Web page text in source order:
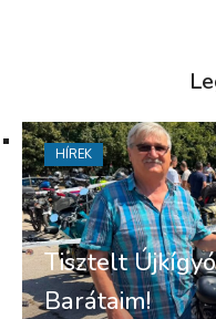
Tisztelt
Barátaim!
HÍREK